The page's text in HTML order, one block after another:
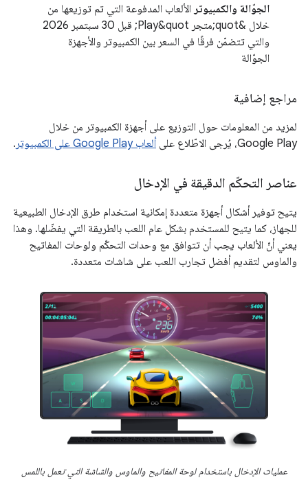
الجوّالة والكمبيوتر الألعاب المدفوعة التي تم توزيعها من
خلال &quot;متجر Play&quot; قبل 30 سبتمبر 2026
والتي تتضمّن فرقًا في السعر بين الكمبيوتر والأجهزة
الجوّالة
مراجع إضافية
لمزيد من المعلومات حول التوزيع على أجهزة الكمبيوتر من خلال
Google Play، يُرجى الاطّلاع على
ألعاب Google Play على الكمبيوتر .
عناصر التحكّم الدقيقة في الإدخال
يتيح توفير أشكال أجهزة متعددة إمكانية استخدام طرق الإدخال الطبيعية
للجهاز، كما يتيح للمستخدم بشكل عام اللعب بالطريقة التي يفضّلها. وهذا
يعني أنّ الألعاب يجب أن تتوافق مع وحدات التحكّم ولوحات المفاتيح
والماوس لتقديم أفضل تجارب اللعب على شاشات متعددة.
عمليات الإدخال باستخدام لوحة المفاتيح والماوس والشاشة التي تعمل باللمس